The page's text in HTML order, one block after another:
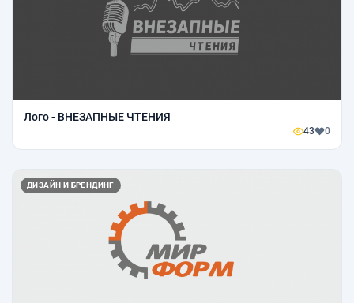
Лого - ВНЕЗАПНЫЕ ЧТЕНИЯ
43 0
ДИЗАЙН И БРЕНДИНГ